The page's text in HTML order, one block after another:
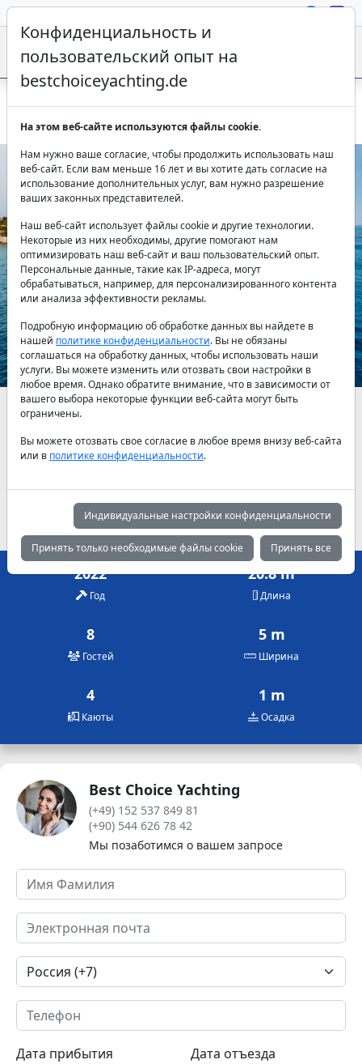
Galeon 640 Fly FG Star – 20м в Трогире, 4 каюты
Previous Next
Наличие и актуальные цены по договоренности
Май
4,420 €
Июнь
5,285 €
Июль
5,285 € 4,420 € 3,820 €
2022
Год
20.8 m
Длина
8
Гостей
5 m
Ширина
4
Каюты
1 m
Осадка
Best Choice Yachting
(+49) 152 537 849 81
(+90) 544 626 78 42
Мы позаботимся о вашем запросе
Дата прибытия Дата отъезда
Конфиденциальность и
пользовательский опыт на
bestchoiceyachting.de
На этом веб-сайте используются файлы cookie.
Нам нужно ваше согласие, чтобы продолжить использовать наш
веб-сайт. Если вам меньше 16 лет и вы хотите дать согласие на
использование дополнительных услуг, вам нужно разрешение
ваших законных представителей.
Наш веб-сайт использует файлы cookie и другие технологии.
Некоторые из них необходимы, другие помогают нам
оптимизировать наш веб-сайт и ваш пользовательский опыт.
Персональные данные, такие как IP-адреса, могут
обрабатываться, например, для персонализированного контента
или анализа эффективности рекламы.
Подробную информацию об обработке данных вы найдете в
нашей политике конфиденциальности. Вы не обязаны
соглашаться на обработку данных, чтобы использовать наши
услуги. Вы можете изменить или отозвать свои настройки в
любое время. Однако обратите внимание, что в зависимости от
вашего выбора некоторые функции веб-сайта могут быть
ограничены.
Вы можете отозвать свое согласие в любое время внизу веб-сайта
или в политике конфиденциальности.
Индивидуальные настройки конфиденциальности
Принять только необходимые файлы cookie Принять все